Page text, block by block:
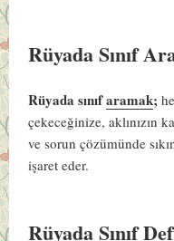
Rüyada Sınıf
Rüyada sınıfaramak;
çekeceğinize, aklınızın
ve sorun çözümünde
işaret eder.
Rüyada Sınıf